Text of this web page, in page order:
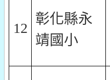
12
彰化縣永
靖國小